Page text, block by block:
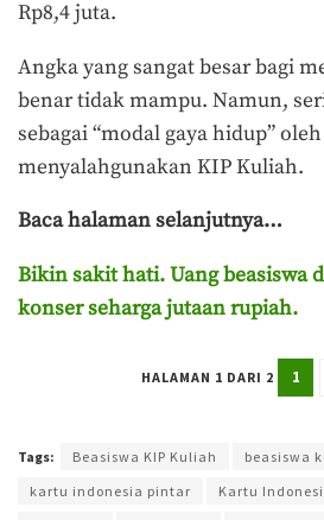
Rp8,4 juta.
Angka yang sangat besar bagi
benar tidak mampu. Namun,
sebagai “modal gaya hidup”
menyalahgunakan KIP Kuliah.
Baca halaman selanjutnya…
Bikin sakit hati. Uang beasiswa
konser seharga jutaan rupiah.
HALAMAN 1 DARI 2 1
Tags: Beasiswa KIP Kuliah beasiswa
kartu indonesia pintar
Kartu